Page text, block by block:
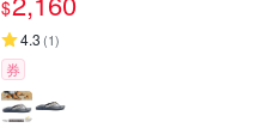
$
4.3 (1)
券